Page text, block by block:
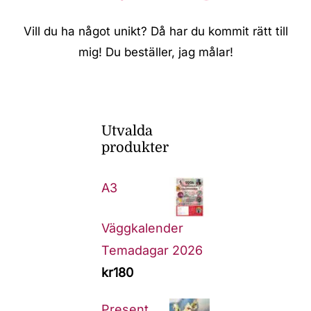
Vill du ha något unikt? Då har du kommit rätt till
mig! Du beställer, jag målar!
Utvalda
produkter
A3
Väggkalender
Temadagar 2026
kr180